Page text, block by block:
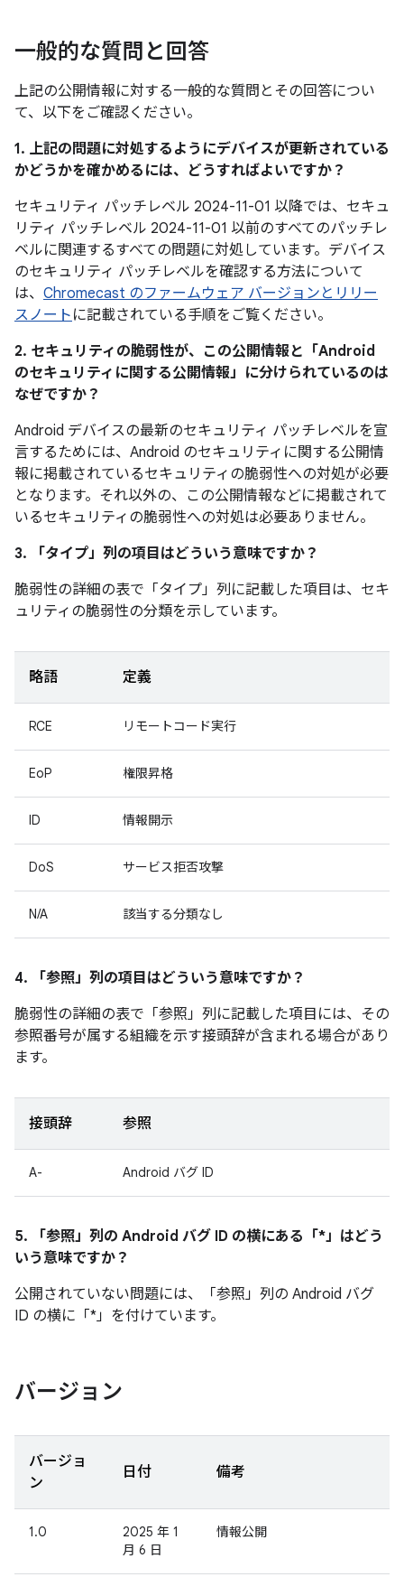
一般的な質問と回答
上記の公開情報に対する一般的な質問とその回答につい
て、以下をご確認ください。
1. 上記の問題に対処するようにデバイスが更新されている
かどうかを確かめるには、どうすればよいですか？
セキュリティ パッチレベル 2024-11-01 以降では、セキュ
リティ パッチレベル 2024-11-01 以前のすべてのパッチレ
ベルに関連するすべての問題に対処しています。デバイス
のセキュリティ パッチレベルを確認する方法について
は、 Chromecast のファームウェア バージョンとリリー
スノート に記載されている手順をご覧ください。
2. セキュリティの脆弱性が、この公開情報と「Android
のセキュリティに関する公開情報」に分けられているのは
なぜですか？
Android デバイスの最新のセキュリティ パッチレベルを宣
言するためには、Android のセキュリティに関する公開情
報に掲載されているセキュリティの脆弱性への対処が必要
となります。それ以外の、この公開情報などに掲載されて
いるセキュリティの脆弱性への対処は必要ありません。
3. 「タイプ」 列の項目はどういう意味ですか？
脆弱性の詳細の表で「タイプ」 列に記載した項目は、セキ
ュリティの脆弱性の分類を示しています。
略語 定義
RCE リモートコード実行
EoP 権限昇格
ID 情報開示
DoS サービス拒否攻撃
N/A 該当する分類なし
4. 「参照」 列の項目はどういう意味ですか？
脆弱性の詳細の表で「参照」 列に記載した項目には、その
参照番号が属する組織を示す接頭辞が含まれる場合があり
ます。
接頭辞 参照
A- Android バグ ID
5. 「参照」 列の Android バグ ID の横にある「*」はどう
いう意味ですか？
公開されていない問題には、「参照」 列の Android バグ
ID の横に「*」を付けています。
バージョン
バージョ
ン
日付 備考
1.0
2025 年 1
月 6 日
情報公開